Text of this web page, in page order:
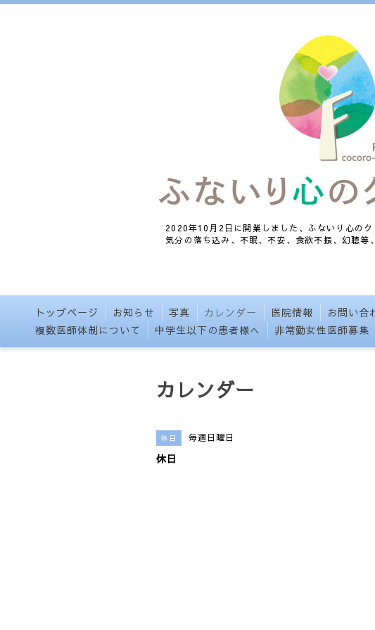
2020年10月2日に開業しました、ふないり心のク
気分の落ち込み、不眠、不安、食欲不振、幻聴等
トップページ お知らせ 写真 カレンダー 医院情報 お問い合
複数医師体制について
中学生以下の患者様へ 非常勤女性医師募集
カレンダー
休日 毎週日曜日
休日